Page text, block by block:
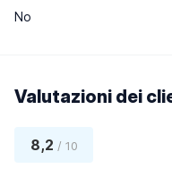
No
Valutazioni dei
8,2 / 10